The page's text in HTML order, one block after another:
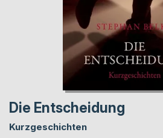
Die Entscheidung
Kurzgeschichten